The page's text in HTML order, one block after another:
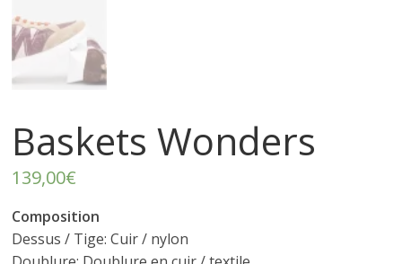
t
r
f
Baskets Wonders
139,00€
Composition
Dessus / Tige: Cuir / nylon